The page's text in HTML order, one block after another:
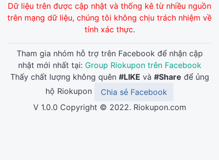
Dữ liệu trên được cập nhật và thống kê từ nhiều nguồn
trên mạng dữ liệu, chúng tôi không chịu trách nhiệm về
tính xác thực.
Tham gia nhóm hỗ trợ trên Facebook để nhận cập
nhật mới nhất tại: Group Riokupon trên Facebook
Thấy chất lượng không quên #LIKE và #Share để ủng
hộ Riokupon
Chia sẻ Facebook
V 1.0.0 Copyright © 2022. Riokupon.com